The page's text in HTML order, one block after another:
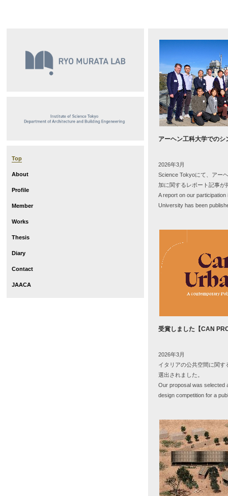
アーヘン工科大学でのシ
2026年3月
Science Tokyoにて、アー
加に関するレポート記事が
A report on our
University has been
受賞しました【CAN
2026年3月
イタリアの公共空間に関
選出されました。
Our proposal was selected
design competition for a
Top
About
Profile
Member
Works
Thesis
Diary
Contact
JAACA